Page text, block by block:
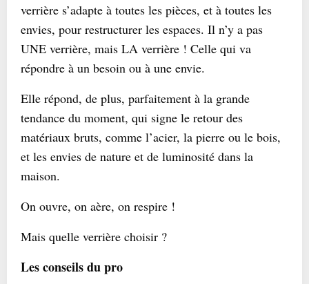
verrière s’adapte à toutes les pièces, et à toutes les
envies, pour restructurer les espaces. Il n’y a pas
UNE verrière, mais LA verrière ! Celle qui va
répondre à un besoin ou à une envie.
Elle répond, de plus, parfaitement à la grande
tendance du moment, qui signe le retour des
matériaux bruts, comme l’acier, la pierre ou le bois,
et les envies de nature et de luminosité dans la
maison.
On ouvre, on aère, on respire !
Mais quelle verrière choisir ?
Les conseils du pro